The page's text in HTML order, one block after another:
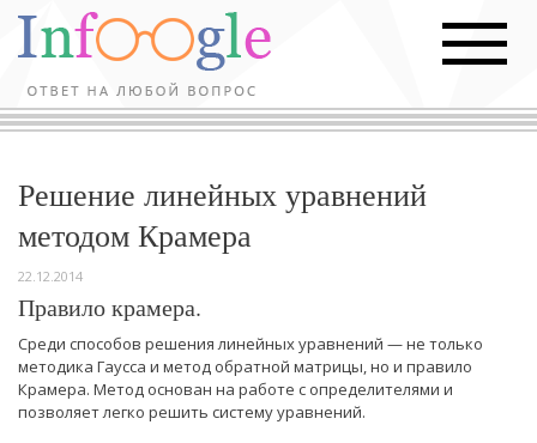
Решение линейных уравнений
методом Крамера
22.12.2014
Правило крамера.
Среди способов решения линейных уравнений — не только
методика Гаусса и метод обратной матрицы, но и правило
Крамера. Метод основан на работе с определителями и
позволяет легко решить систему уравнений.